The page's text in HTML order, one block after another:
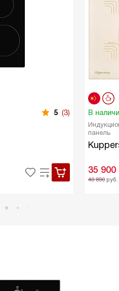
5 (3) В
панель
35 900
40 890руб.